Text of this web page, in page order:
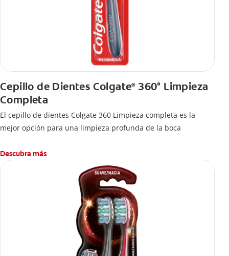
Cepillo de Dientes Colgate®360° Limpieza
Completa
El cepillo de dientes Colgate 360 Limpieza completa es la
mejor opción para una limpieza profunda de la boca
Descubra más